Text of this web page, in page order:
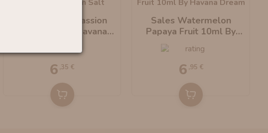
Sales Mango Passion
Fruit 10ml By Havana
6 ,35 €
Sales Watermelon
Papaya Fruit 10ml By
6 ,95 €